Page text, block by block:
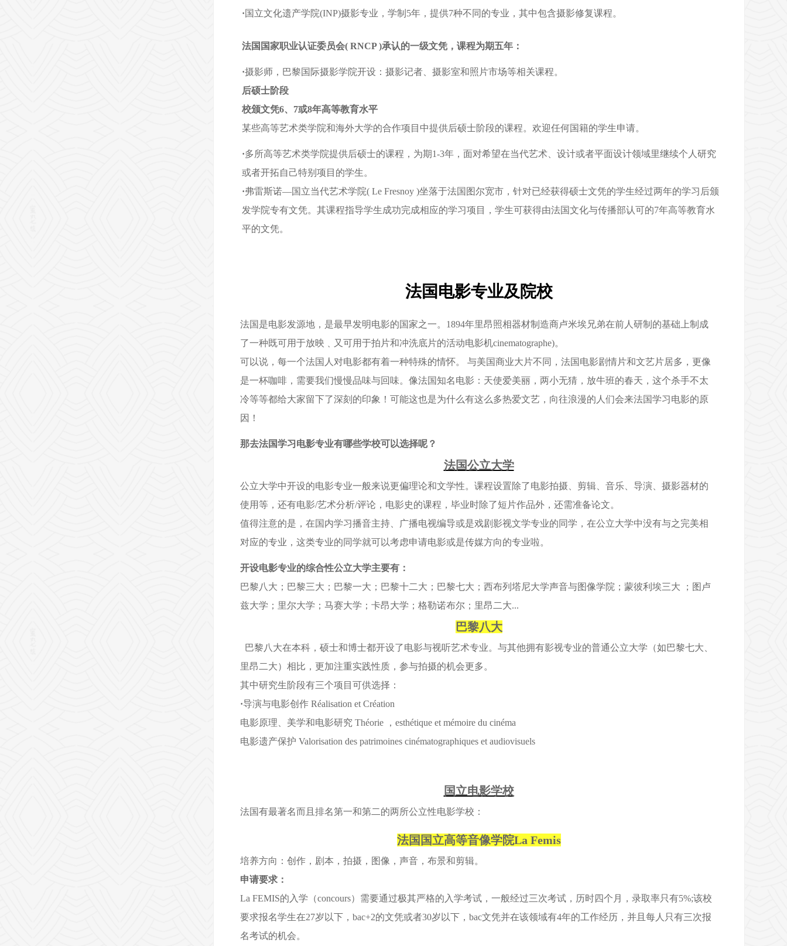
·国立文化遗产学院(INP)摄影专业，学制5年，提供7种不同的专业，其中包含摄影修复课程。
法国国家职业认证委员会( RNCP )承认的一级文凭，课程为期五年：
·摄影师，巴黎国际摄影学院开设：摄影记者、摄影室和照片市场等相关课程。
后硕士阶段
校颁文凭6、7或8年高等教育水平
某些高等艺术类学院和海外大学的合作项目中提供后硕士阶段的课程。欢迎任何国籍的学生申请。
·多所高等艺术类学院提供后硕士的课程，为期1-3年，面对希望在当代艺术、设计或者平面设计领域里继续个人 研究
或者开拓自己特别项目的学生。
·弗雷斯诺—国立当代艺术学院( Le Fresnoy )坐落于法国图尔宽市，针对已经获得硕士文凭的学生经过两年的学习 后颁
发学院专有文凭。其课程指导学生成功完成相应的学习项目，学生可获得由法国文化与传播部认可的7年高等教育水
平的文凭。
法国电影专业及院校
法国是电影发源地，是最早发明电影的国家之一。1894年里昂照相器材制造商卢米埃兄弟在前人研制的基础上制成
了一种既可用于放映﹑又可用于拍片和冲洗底片的活动电影机cinematographe)。
可以说，每一个法国人对电影都有着一种特殊的情怀。 与美国商业大片不同，法国电影剧情片和文艺片居多，更像
是一杯咖啡，需要我们慢慢品味与回味。像法国知名电影：天使爱美丽，两小无猜，放牛班的春天，这个杀手不太
冷等等都给大家留下了深刻的印象！可能这也是为什么有这么多热爱文艺，向往浪漫的人们会来法国学习电影的原
因！
那去法国学习电影专业有哪些学校可以选择呢？
法国公立大学
公立大学中开设的电影专业一般来说更偏理论和文学性。课程设置除了电影拍摄、剪辑、音乐、导演、摄影器材的
使用等，还有电影/艺术分析/评论，电影史的课程，毕业时除了短片作品外，还需准备论文。
值得注意的是，在国内学习播音主持、广播电视编导或是戏剧影视文学专业的同学，在公立大学中没有与之完美相
对应的专业，这类专业的同学就可以考虑申请电影或是传媒方向的专业啦。
开设电影专业的综合性公立大学主要有：
巴黎八大；巴黎三大；巴黎一大；巴黎十二大；巴黎七大；西布列塔尼大学声音与图像学院；蒙彼利埃三大 ；图卢
兹大学；里尔大学；马赛大学；卡昂大学；格勒诺布尔；里昂二大...
巴黎八大
巴黎八大在本科，硕士和博士都开设了电影与视听艺术专业。与其他拥有影视专业的普通公立大学（如巴黎七大、
里昂二大）相比，更加注重实践性质，参与拍摄的机会更多。
其中研究生阶段有三个项目可供选择：
·导演与电影创作 Réalisation et Création
电影原理、美学和电影研究 Théorie ，esthétique et mémoire du cinéma
电影遗产保护 Valorisation des patrimoines cinématographiques et audiovisuels
国立电影学校
法国有最著名而且排名第一和第二的两所公立性电影学校：
法国国立高等音像学院La Femis
培养方向： 创作，剧本，拍摄，图像，声音，布景和剪辑。
申请要求：
La FEMIS的入学（concours）需要通过极其严格的入学考试，一般经过三次考试，历时四个月，录取率只有5%;该校
要求报名学生在27岁以下，bac+2的文凭或者30岁以下，bac文凭并在该领域有4年的工作经历，并且每人只有三次报
名考试的机会。